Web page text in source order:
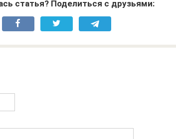
статья? Поделиться с друзьями: